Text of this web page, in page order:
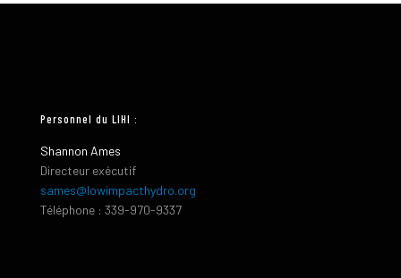
Personnel du LIHI :
Shannon Ames
Directeur exécutif
sames@lowimpacthydro.org
Téléphone : 339-970-9337